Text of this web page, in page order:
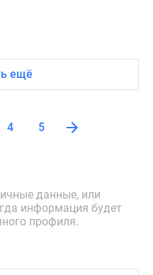
ещё
4 5
данные, или
информация будет
профиля.